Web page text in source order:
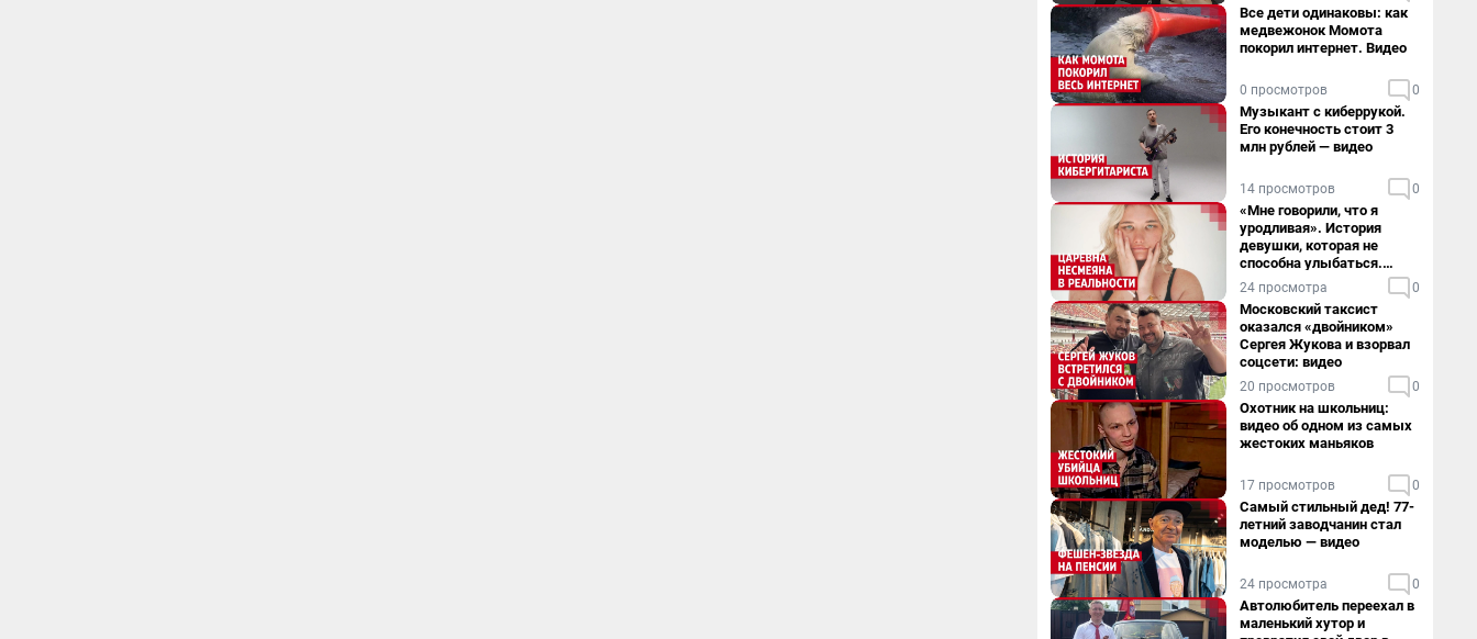
Все дети одинаковы: как
медвежонок Момота
покорил интернет. Видео
0 просмотров 0
Музыкант с киберрукой.
Его конечность стоит 3
млн рублей — видео
14 просмотров 0
«Мне говорили, что я
уродливая». История
девушки, которая не
способна улыбаться.
Видео
24 просмотра 0
Московский таксист
оказался «двойником»
Сергея Жукова и взорвал
соцсети: видео
20 просмотров 0
Охотник на школьниц:
видео об одном из самых
жестоких маньяков
17 просмотров 0
Самый стильный дед! 77-
летний заводчанин стал
моделью — видео
24 просмотра 0
Автолюбитель переехал в
маленький хутор и